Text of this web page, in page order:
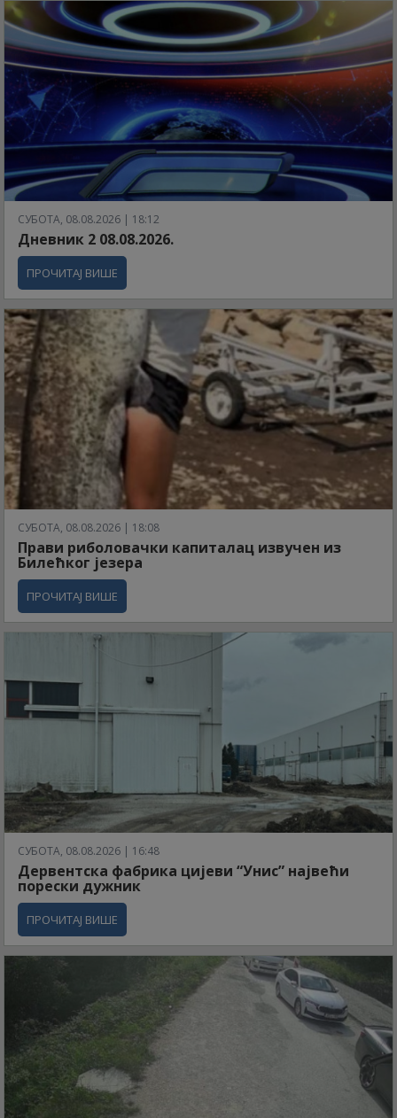
СУБОТА, 08.08.2026 | 18:12
Дневник 2 08.08.2026.
ПРОЧИТАЈ ВИШЕ
СУБОТА, 08.08.2026 | 18:08
Прави риболовачки капиталац извучен из
Билећког језера
ПРОЧИТАЈ ВИШЕ
СУБОТА, 08.08.2026 | 16:48
Дервентска фабрика цијеви “Унис” највећи
порески дужник
ПРОЧИТАЈ ВИШЕ